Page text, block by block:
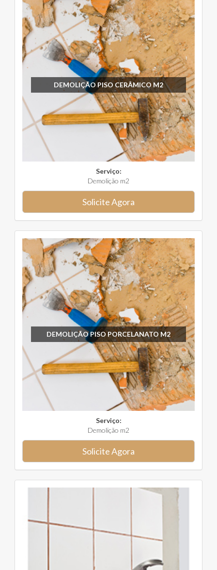
DEMOLIÇÃO PISO CERÂMICO M2
Serviço:
Demolição m2
Solicite Agora
DEMOLIÇÃO PISO PORCELANATO M2
Serviço:
Demolição m2
Solicite Agora